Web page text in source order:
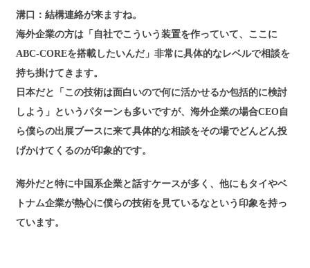
溝口：結構連絡が来ますね。
海外企業の方は「自社でこういう装置を作っていて、ここに
ABC-COREを搭載したいんだ」非常に具体的なレベルで相談を
持ち掛けてきます。
日本だと「この技術は面白いので何に活かせるか包括的に検討
しよう」というパターンも多いですが、海外企業の場合CEO自
ら僕らの出展ブースに来て具体的な相談をその場でどんどん投
げかけてくるのが印象的です。
海外だと特に中国系企業と話すケースが多く、他にもタイやベ
トナム企業が熱心に僕らの技術を見ているなという印象を持っ
ています。